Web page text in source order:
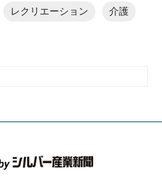
レクリエーション 介護